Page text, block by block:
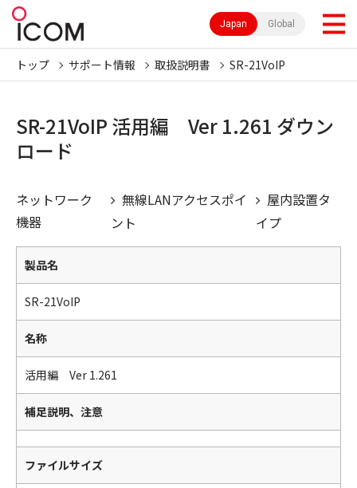
Japan Global
トップ サポート情報 取扱説明書 SR-21VoIP
SR-21VoIP 活用編 Ver 1.261 ダウン
ロード
ネットワーク
機器
無線LANアクセスポイ
ント
屋内設置タ
イプ
製品名
SR-21VoIP
名称
活用編 Ver 1.261
補足説明、注意
ファイルサイズ